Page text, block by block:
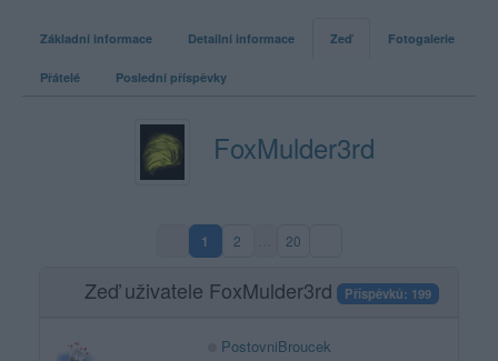
Základní informace Detailní informace Zeď Fotogalerie
Přátelé Poslední příspěvky
FoxMulder3rd
1(aktuální strana)
2 20
Zeď uživatele FoxMulder3rd Příspěvků: 199
PostovniBroucek